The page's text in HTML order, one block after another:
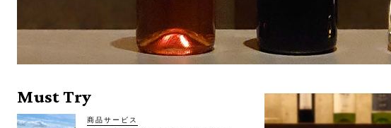
Must Try
商品サービス